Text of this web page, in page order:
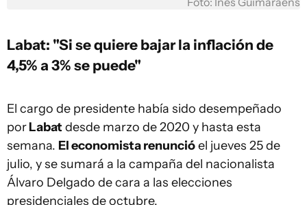
Labat: "Si se quiere bajar la inflación de
4,5% a 3% se puede"
El cargo de presidente había sido desempeñado
porLabat desde marzo de 2020 y hasta esta
semana. El economista renuncióel jueves 25 de
julio, y se sumará a la campaña del nacionalista
Álvaro Delgado de cara a las elecciones
presidenciales de octubre.